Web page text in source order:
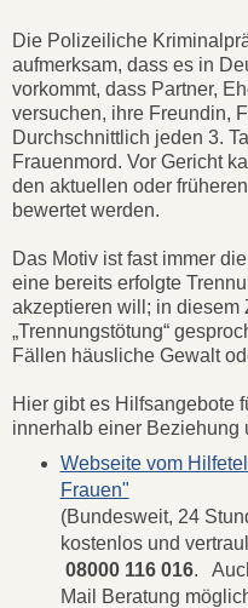
Die Polizeiliche
aufmerksam, dass es in
vorkommt, dass Partner,
versuchen, ihre Freundin,
Durchschnittlich jeden 3.
Frauenmord. Vor Gericht
den aktuellen oder
bewertet werden.
Das Motiv ist fast immer
eine bereits erfolgte
akzeptieren will; in diesem
„Trennungstötung“
Fällen häusliche Gewalt
Hier gibt es Hilfsangebote
innerhalb einer Beziehung
Webseite vom
Frauen"
(Bundesweit, 24
kostenlos und
08000 116 016.
Mail Beratung